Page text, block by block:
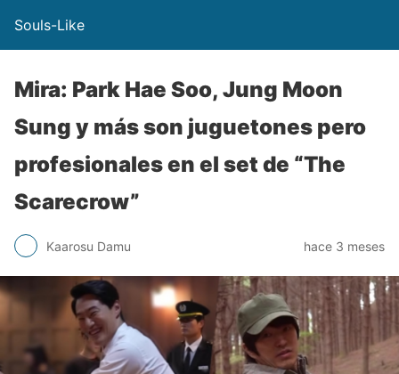
Souls-Like
Mira: Park Hae Soo, Jung Moon
Sung y más son juguetones pero
profesionales en el set de “The
Scarecrow”
Kaarosu Damu hace 3 meses